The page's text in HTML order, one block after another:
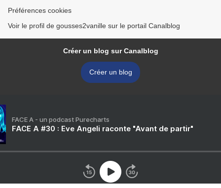
Préférences cookies
Voir le profil de gousses2vanille sur le portail Canalblog
Créer un blog sur Canalblog
Créer un blog
FACE A - un podcast Purecharts
FACE A #30 : Eve Angeli raconte "Avant de partir"